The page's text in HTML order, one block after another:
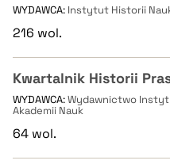
WYDAWCA: Instytut Historii
216 wol.
Kwartalnik Historii
WYDAWCA:Wydawnictwo
Akademii Nauk
64 wol.